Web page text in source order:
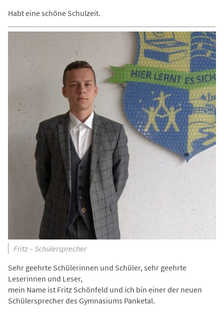
Habt eine schöne Schulzeit.
Fritz – Schülersprecher
Sehr geehrte Schülerinnen und Schüler, sehr geehrte
Leserinnen und Leser,
mein Name ist Fritz Schönfeld und ich bin einer der neuen
Schülersprecher des Gymnasiums Panketal.